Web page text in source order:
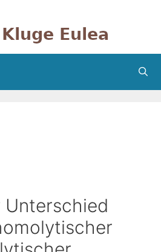
Unterschied